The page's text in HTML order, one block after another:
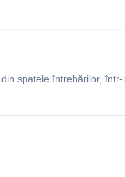
spatele întrebărilor,